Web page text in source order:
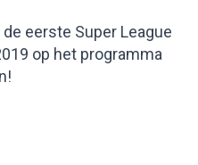
eerste Super League
op het programma